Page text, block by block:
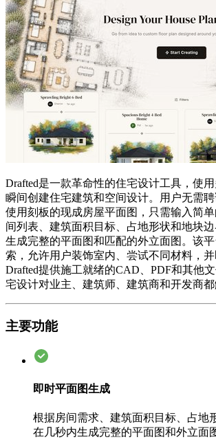
Drafted是一款革命性的住宅设计工具，使
瞬间创建住宅建筑和空间设计。用户无需
使用刻板的现成房屋平面图，只需输入简
间列表、建筑面积目标、占地形状和地块
生成完整的平面图和匹配的外立面图。该
索，允许用户装饰室内、尝试不同材料，并
Drafted提供施工就绪的CAD、PDF和其他
宅设计对业主、建筑师、建筑商和开发商都
主要功能
即时平面图生成
根据房间需求、建筑面积目标、占地
在几秒内生成完整的平面图和外立面